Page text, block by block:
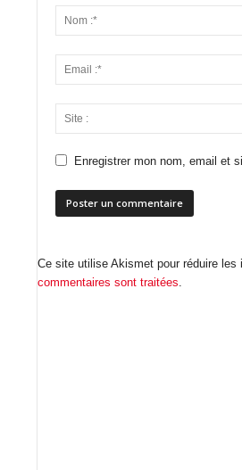
Enregistrer mon nom, email et
Ce site utilise Akismet pour réduire les
commentaires sont traitées.